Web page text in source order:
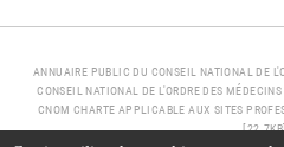
ANNUAIRE PUBLIC DU CONSEIL NATIONAL DE
CONSEIL NATIONAL DE L'ORDRE DES MÉDECINS
CNOM CHARTE APPLICABLE AUX SITES